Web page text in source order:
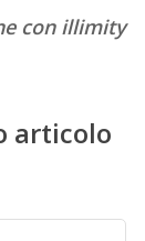
con illimity
articolo